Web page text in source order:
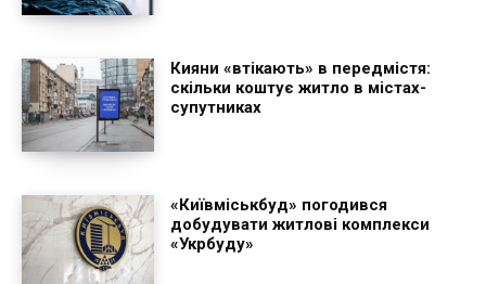
Кияни «втікають» в передмістя:
скільки коштує житло в містах-
супутниках
«Київміськбуд» погодився
добудувати житлові комплекси
«Укрбуду»